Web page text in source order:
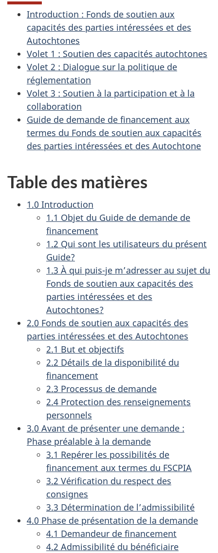
Introduction : Fonds de soutien aux
capacités des parties intéressées et des
Autochtones
Volet 1 : Soutien des capacités autochtones
Volet 2 : Dialogue sur la politique de
réglementation
Volet 3 : Soutien à la participation et à la
collaboration
Guide de demande de financement aux
termes du Fonds de soutien aux capacités
des parties intéressées et des Autochtone
Table des matières
1.0 Introduction
1.1 Objet du Guide de demande de
financement
1.2 Qui sont les utilisateurs du présent
Guide?
1.3 À qui puis-je m’adresser au sujet du
Fonds de soutien aux capacités des
parties intéressées et des
Autochtones?
2.0 Fonds de soutien aux capacités des
parties intéressées et des Autochtones
2.1 But et objectifs
2.2 Détails de la disponibilité du
financement
2.3 Processus de demande
2.4 Protection des renseignements
personnels
3.0 Avant de présenter une demande :
Phase préalable à la demande
3.1 Repérer les possibilités de
financement aux termes du FSCPIA
3.2 Vérification du respect des
consignes
3.3 Détermination de l’admissibilité
4.0 Phase de présentation de la demande
4.1 Demandeur de financement
4.2 Admissibilité du bénéficiaire